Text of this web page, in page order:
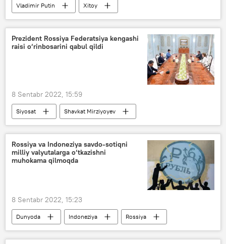
Vladimir Putin
Xitoy
ShHT-2022: Samarqand sammiti
Rossiya
Prezident Rossiya Federatsiya kengashi
raisi o‘rinbosarini qabul qildi
8 Sentabr 2022, 15:59
Siyosat Shavkat Mirziyoyev
Rossiya va Indoneziya savdo-sotiqni
milliy valyutalarga o‘tkazishni
muhokama qilmoqda
8 Sentabr 2022, 15:23
Dunyoda Indoneziya Rossiya